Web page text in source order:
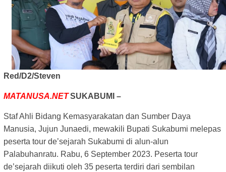
Red/D2/Steven
MATANUSA.NETSUKABUMI –
Staf Ahli Bidang Kemasyarakatan dan Sumber Daya
Manusia, Jujun Junaedi, mewakili Bupati Sukabumi melepas
peserta tour de’sejarah Sukabumi di alun-alun
Palabuhanratu. Rabu, 6 September 2023. Peserta tour
de’sejarah diikuti oleh 35 peserta terdiri dari sembilan